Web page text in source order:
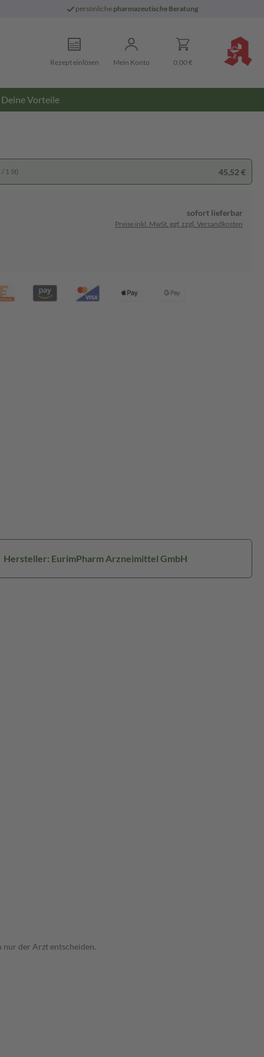
persönliche pharmazeutische Beratung
Rezept einlösen Mein Konto 0,00 €
Deine Vorteile
1 St) 45,52 €
sofort lieferbar
Preise inkl. MwSt. ggf. zzgl. Versandkosten
Hersteller: EurimPharm Arzneimittel GmbH
nur der Arzt entscheiden.